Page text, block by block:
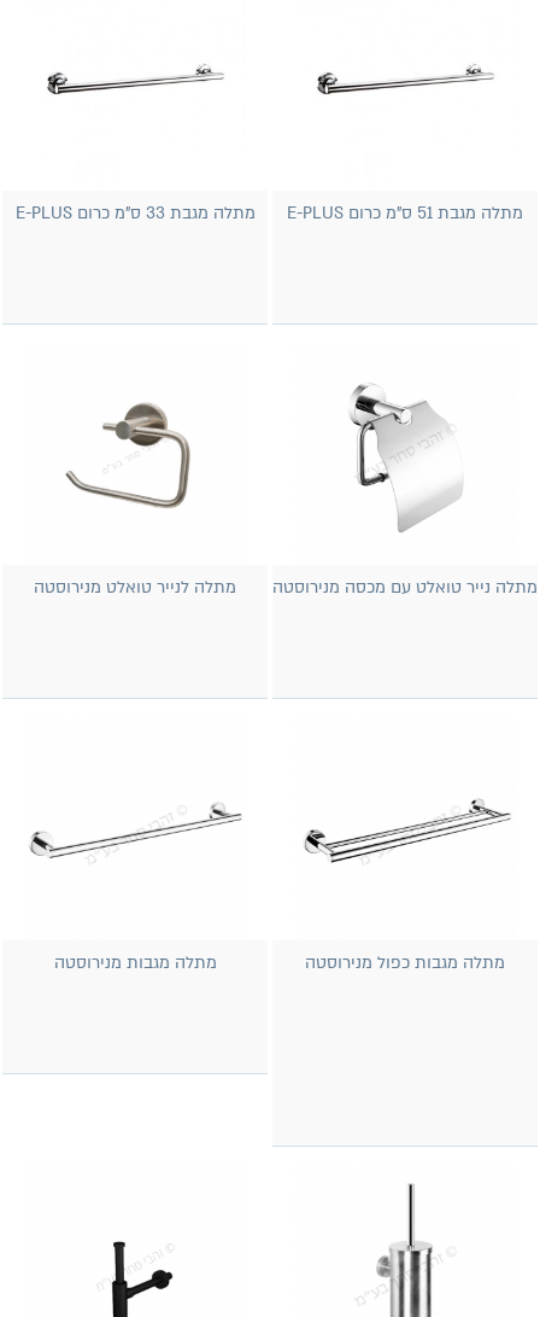
מתלה מגבת 51 ס"מ כרום E-PLUS מתלה מגבת 33 ס"מ כרום E-PLUS
מתלה נייר טואלט עם מכסה מנירוסטה מתלה לנייר טואלט מנירוסטה
מתלה מגבות כפול מנירוסטה מתלה מגבות מנירוסטה